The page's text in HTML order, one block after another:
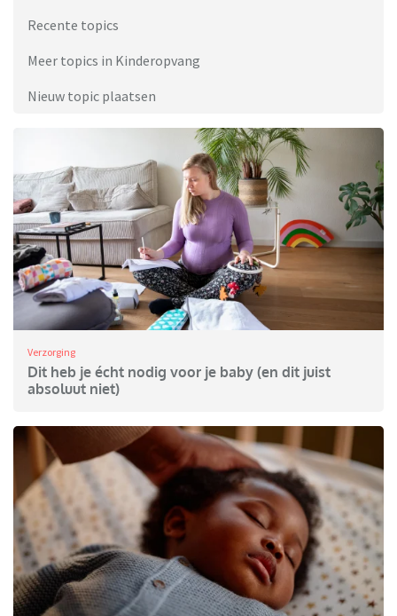
Recente topics
Meer topics in Kinderopvang
Nieuw topic plaatsen
Verzorging
Dit heb je écht nodig voor je baby (en dit juist
absoluut niet)